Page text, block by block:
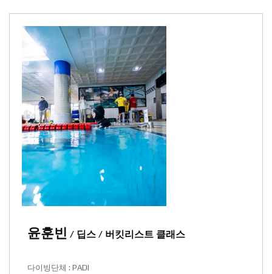
윤훈빈 / 딥스 / 버킷리스트 클래스
다이빙단체 : PADI